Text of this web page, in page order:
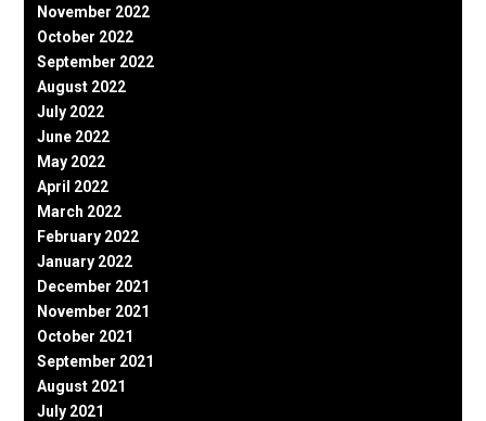
November 2022
October 2022
September 2022
August 2022
July 2022
June 2022
May 2022
April 2022
March 2022
February 2022
January 2022
December 2021
November 2021
October 2021
September 2021
August 2021
July 2021